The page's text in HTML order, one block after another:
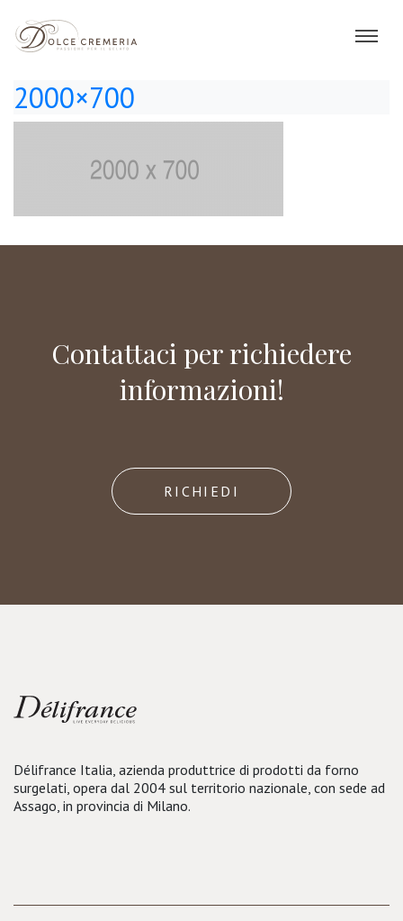
2000×700
Contattaci per richiedere
informazioni!
RICHIEDI
Délifrance Italia, azienda produttrice di prodotti da forno
surgelati, opera dal 2004 sul territorio nazionale, con sede ad
Assago, in provincia di Milano.